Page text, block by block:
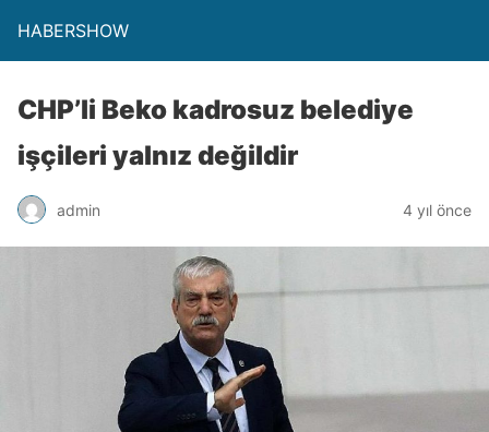
HABERSHOW
CHP’li Beko kadrosuz belediye
işçileri yalnız değildir
admin 4 yıl önce